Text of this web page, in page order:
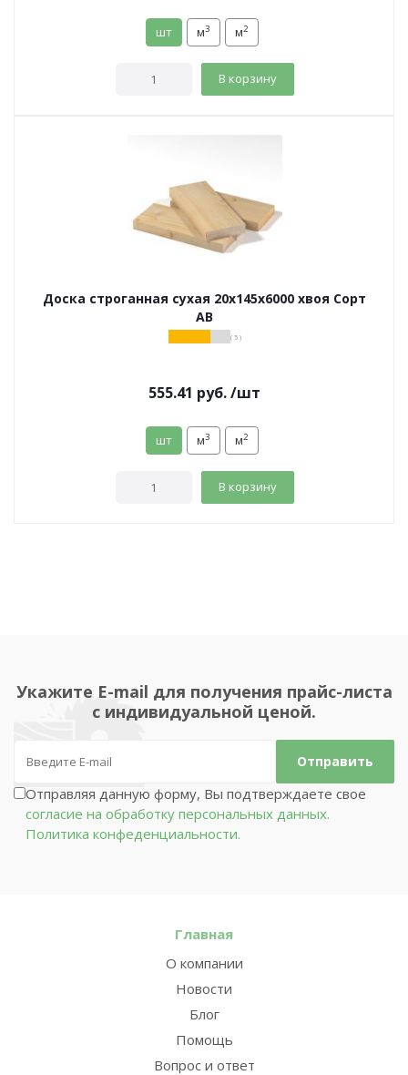
шт м3 м2
В корзину
Доска строганная сухая 20х145х6000 хвоя Сорт
АВ
( 5 )
555.41 руб./шт
шт м3 м2
В корзину
Укажите E-mail для получения прайс-листа
с индивидуальной ценой.
Отправляя данную форму, Вы подтверждаете свое
согласие на обработку персональных данных.
Политика конфеденциальности.
Главная
О компании
Новости
Блог
Помощь
Вопрос и ответ